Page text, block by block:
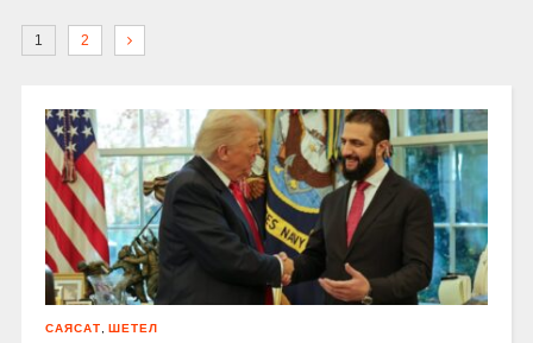
1 2
САЯСАТ ШЕТЕЛ